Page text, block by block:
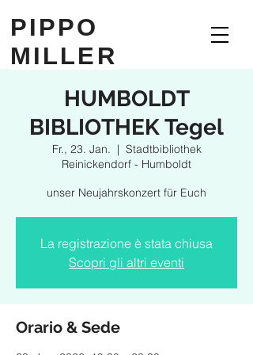
PIPPO
MILLER
HUMBOLDT
BIBLIOTHEK Tegel
Fr., 23. Jan.
  |
Stadtbibliothek
Reinickendorf - Humboldt
unser Neujahrskonzert für Euch
La registrazione è stata chiusa
Scopri gli altri eventi
Orario & Sede